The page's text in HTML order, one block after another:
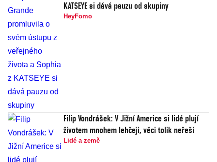
KATSEYE si dává pauzu od skupiny
HeyFomo
Filip Vondrášek: V Jižní Americe si lidé plují
životem mnohem lehčeji, věci tolik neřeší
Lidé a země